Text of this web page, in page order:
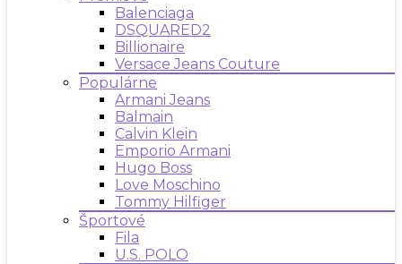
Balenciaga
DSQUARED2
Billionaire
Versace Jeans Couture
Populárne
Armani Jeans
Balmain
Calvin Klein
Emporio Armani
Hugo Boss
Love Moschino
Tommy Hilfiger
Športové
Fila
U.S. POLO